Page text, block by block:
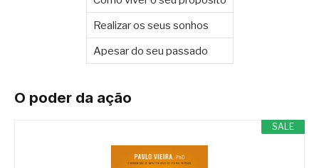
Realizar os seus sonhos
Apesar do seu passado
O poder da ação
SALE